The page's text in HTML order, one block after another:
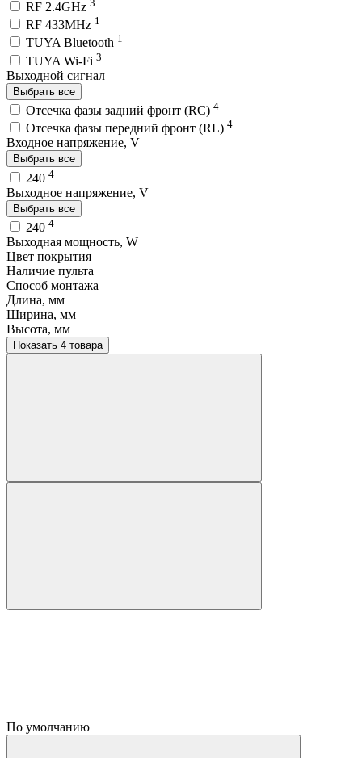
RF 2.4GHz
RF 433MHz 1
TUYA Bluetooth 1
TUYA Wi-Fi 3
Выходной сигнал
Выбрать все
Отсечка фазы задний фронт (RC) 4
Отсечка фазы передний фронт (RL) 4
Входное напряжение, V
Выбрать все
240 4
Выходное напряжение, V
Выбрать все
240 4
Выходная мощность, W
Цвет покрытия
Наличие пульта
Способ монтажа
Длина, мм
Ширина, мм
Высота, мм
Показать 4 товара
По умолчанию